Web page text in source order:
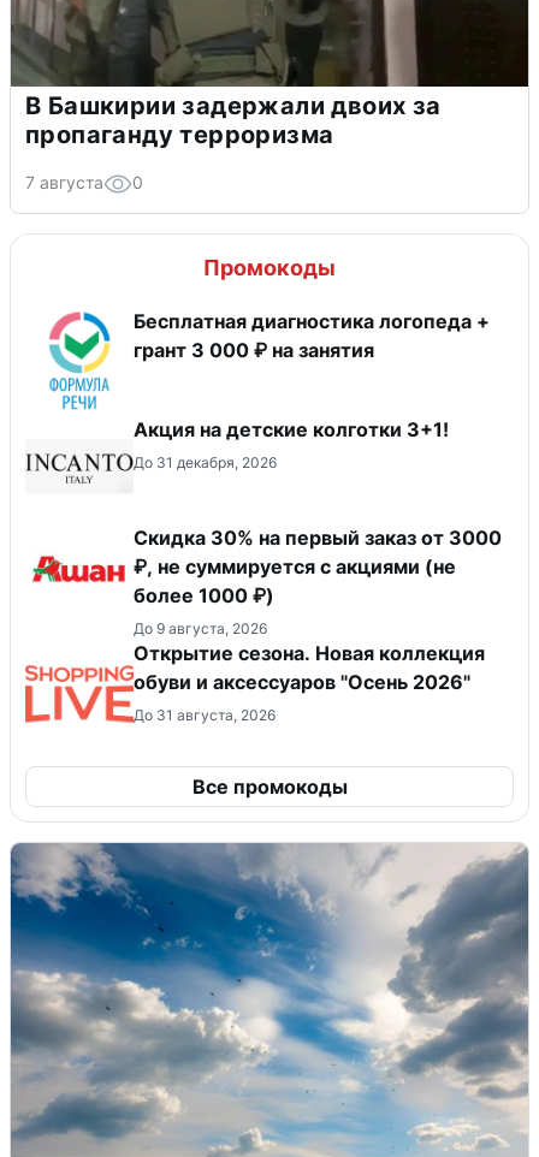
В Башкирии задержали двоих за
пропаганду терроризма
7 августа 0
Промокоды
Бесплатная диагностика логопеда +
грант 3 000 ₽ на занятия
Акция на детские колготки 3+1!
До 31 декабря, 2026
Скидка 30% на первый заказ от 3000
₽, не суммируется c акциями (не
более 1000 ₽)
До 9 августа, 2026
Открытие сезона. Новая коллекция
обуви и аксессуаров "Осень 2026"
До 31 августа, 2026
Все промокоды